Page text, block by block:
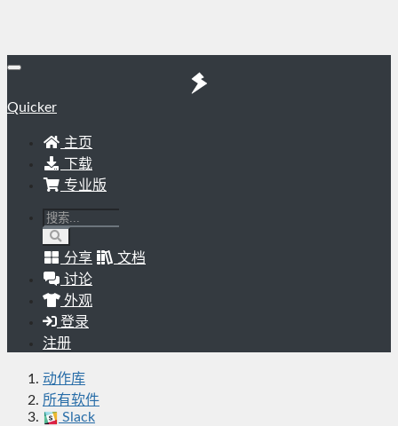
Quicker
主页
下载
专业版
分享
文档
讨论
外观
登录
注册
动作库
所有软件
Slack